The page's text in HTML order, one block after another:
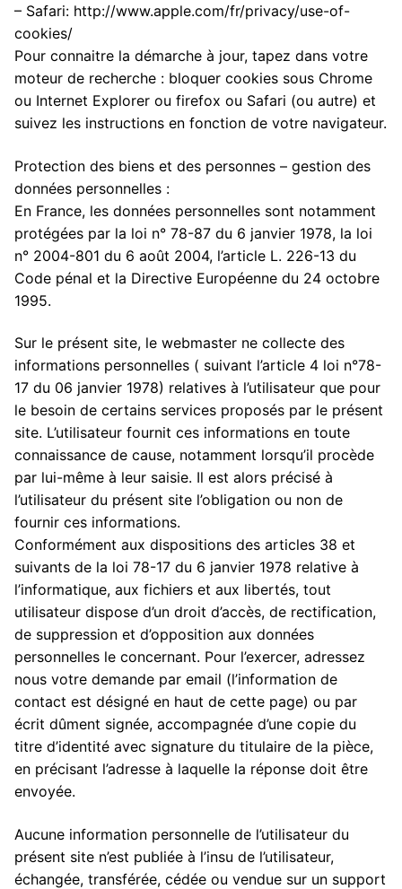
– Safari: http://www.apple.com/fr/privacy/use-of-
cookies/
Pour connaitre la démarche à jour, tapez dans votre
moteur de recherche : bloquer cookies sous Chrome
ou Internet Explorer ou firefox ou Safari (ou autre) et
suivez les instructions en fonction de votre navigateur.
Protection des biens et des personnes – gestion des
données personnelles :
En France, les données personnelles sont notamment
protégées par la loi n° 78-87 du 6 janvier 1978, la loi
n° 2004-801 du 6 août 2004, l’article L. 226-13 du
Code pénal et la Directive Européenne du 24 octobre
1995.
Sur le présent site, le webmaster ne collecte des
informations personnelles ( suivant l’article 4 loi n°78-
17 du 06 janvier 1978) relatives à l’utilisateur que pour
le besoin de certains services proposés par le présent
site. L’utilisateur fournit ces informations en toute
connaissance de cause, notamment lorsqu’il procède
par lui-même à leur saisie. Il est alors précisé à
l’utilisateur du présent site l’obligation ou non de
fournir ces informations.
Conformément aux dispositions des articles 38 et
suivants de la loi 78-17 du 6 janvier 1978 relative à
l’informatique, aux fichiers et aux libertés, tout
utilisateur dispose d’un droit d’accès, de rectification,
de suppression et d’opposition aux données
personnelles le concernant. Pour l’exercer, adressez
nous votre demande par email (l’information de
contact est désigné en haut de cette page) ou par
écrit dûment signée, accompagnée d’une copie du
titre d’identité avec signature du titulaire de la pièce,
en précisant l’adresse à laquelle la réponse doit être
envoyée.
Aucune information personnelle de l’utilisateur du
présent site n’est publiée à l’insu de l’utilisateur,
échangée, transférée, cédée ou vendue sur un support